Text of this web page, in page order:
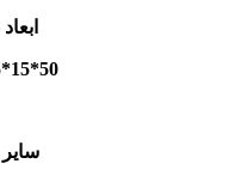
50*15*15 سانتی‌متر